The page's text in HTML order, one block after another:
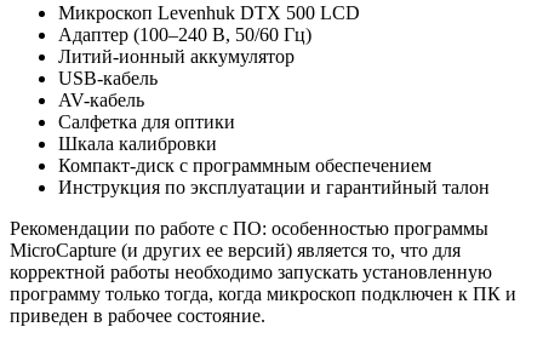
Микроскоп Levenhuk DTX 500 LCD
Адаптер (100–240 В, 50/60 Гц)
Литий-ионный аккумулятор
USB-кабель
AV-кабель
Салфетка для оптики
Шкала калибровки
Компакт-диск с программным обеспечением
Инструкция по эксплуатации и гарантийный талон
Рекомендации по работе с ПО: особенностью программы
MicroCapture (и других ее версий) является то, что для
корректной работы необходимо запускать установленную
программу только тогда, когда микроскоп подключен к ПК и
приведен в рабочее состояние.